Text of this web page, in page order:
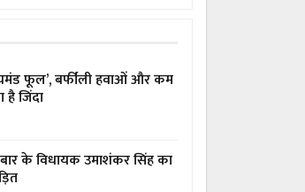
फूल’, बर्फीली हवाओं और कम
जिंदा
के विधायक उमाशंकर सिंह का